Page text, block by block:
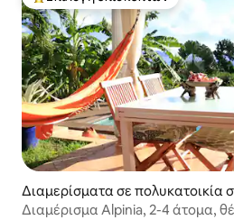
Κορυφαία επιλογή επισκεπτών
Διαμερίσματα σε πολυκατοικία
rois-Rivières
Διαμέρισμα Alpinia, 2-4 άτομα,